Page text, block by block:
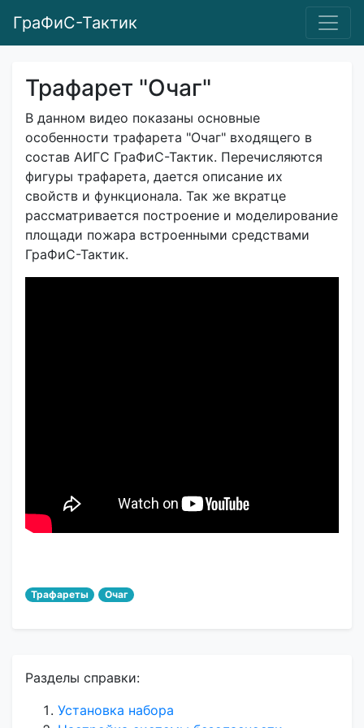
ГраФиС-Тактик
Трафарет "Очаг"
В данном видео показаны основные
особенности трафарета "Очаг" входящего в
состав АИГС ГраФиС-Тактик. Перечисляются
фигуры трафарета, дается описание их
свойств и функционала. Так же вкратце
рассматривается построение и моделирование
площади пожара встроенными средствами
ГраФиС-Тактик.
Трафареты Очаг
Разделы справки:
Установка набора